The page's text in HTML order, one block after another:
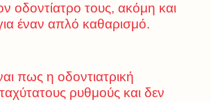
οδοντίατρο τους, ακόμη και
έναν απλό καθαρισμό.
πως η οδοντιατρική
ταχύτατους ρυθμούς και δεν